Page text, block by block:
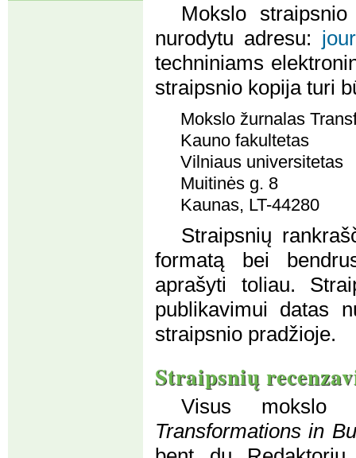
Mokslo
nurodytu adresu:
techniniams
straipsnio kopija turi
Mokslo žurnalas
Kauno fakultetas
Vilniaus universitetas
Muitinės g. 8
Kaunas, LT-44280
Straipsnių
formatą bei
aprašyti toliau.
publikavimui datas
straipsnio pradžioje.
Straipsnių
Visus mokslo
Transformations in